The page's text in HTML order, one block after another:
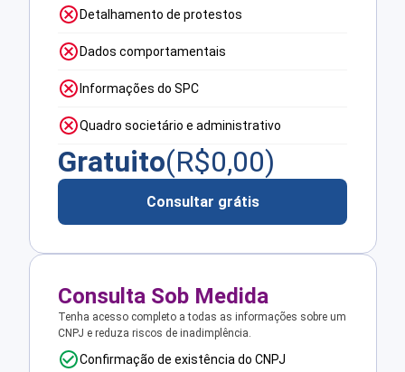
Detalhamento de protestos
Dados comportamentais
Informações do SPC
Quadro societário e administrativo
Gratuito(R$0,00)
Consultar grátis
Consulta Sob Medida
Tenha acesso completo a todas as informações sobre um
CNPJ e reduza riscos de inadimplência.
Confirmação de existência do CNPJ